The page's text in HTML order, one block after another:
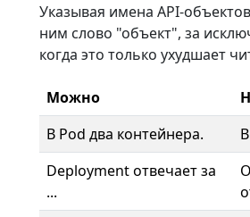
Указывая имена API-
ним слово "объект", за
когда это только ухудшает
Можно
В Pod два контейнера.
Deployment отвечает за
...